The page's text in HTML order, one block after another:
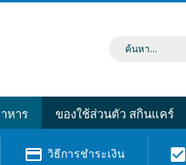
หาร ของใช้ส่วนตัว สกินแคร์
credit_card วิธีการชำระเงิน check_box